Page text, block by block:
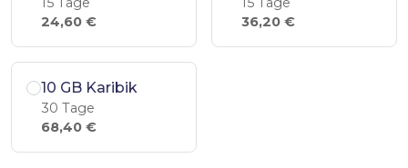
24,60 €
36,20 €
10 GB Karibik
30 Tage
68,40 €